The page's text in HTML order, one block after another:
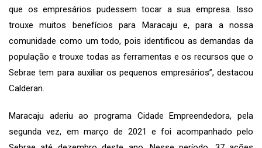
que os empresários pudessem tocar a sua empresa. Isso
trouxe muitos benefícios para Maracaju e, para a nossa
comunidade como um todo, pois identificou as demandas da
população e trouxe todas as ferramentas e os recursos que o
Sebrae tem para auxiliar os pequenos empresários”, destacou
Calderan.
Maracaju aderiu ao programa Cidade Empreendedora, pela
segunda vez, em março de 2021 e foi acompanhado pelo